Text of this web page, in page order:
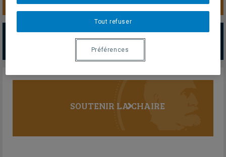
PARTENAIRES MAJEURS
SOUTENIR LA CHAIRE
Tout refuser
Préférences